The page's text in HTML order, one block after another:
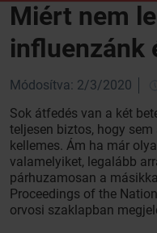
Miért nem
influenzánk
Módosítva: 2/3/2020
Sok átfedés van a két
teljesen biztos, hogy
kellemes. Ám ha már
valamelyiket, legalább
párhuzamosan a
Proceedings of the
orvosi szaklapban